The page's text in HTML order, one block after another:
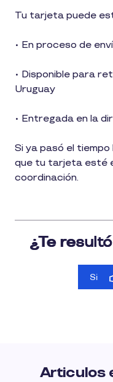
Tu tarjeta puede
• En proceso de
• Disponible para
Uruguay
• Entregada en la
Si ya pasó el
que tu tarjeta esté
coordinación.
Articulos